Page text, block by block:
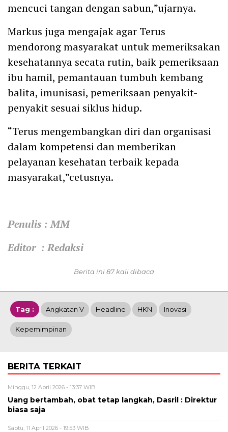
mencuci tangan dengan sabun,”ujarnya.
Markus juga mengajak agar Terus
mendorong masyarakat untuk memeriksakan
kesehatannya secata rutin, baik pemeriksaan
ibu hamil, pemantauan tumbuh kembang
balita, imunisasi, pemeriksaan penyakit-
penyakit sesuai siklus hidup.
“Terus mengembangkan diri dan organisasi
dalam kompetensi dan memberikan
pelayanan kesehatan terbaik kepada
masyarakat,”cetusnya.
Penulis : MM
Editor : Redaksi
Berita ini 87 kali dibaca
Tag : Angkatan V Headline HKN Inovasi
Kepemimpinan
BERITA TERKAIT
Minggu, 12 April 2026 - 13:37 WIB
Uang bertambah, obat tetap langkah, Dasril : Direktur
biasa saja
Sabtu, 11 April 2026 - 19:53 WIB